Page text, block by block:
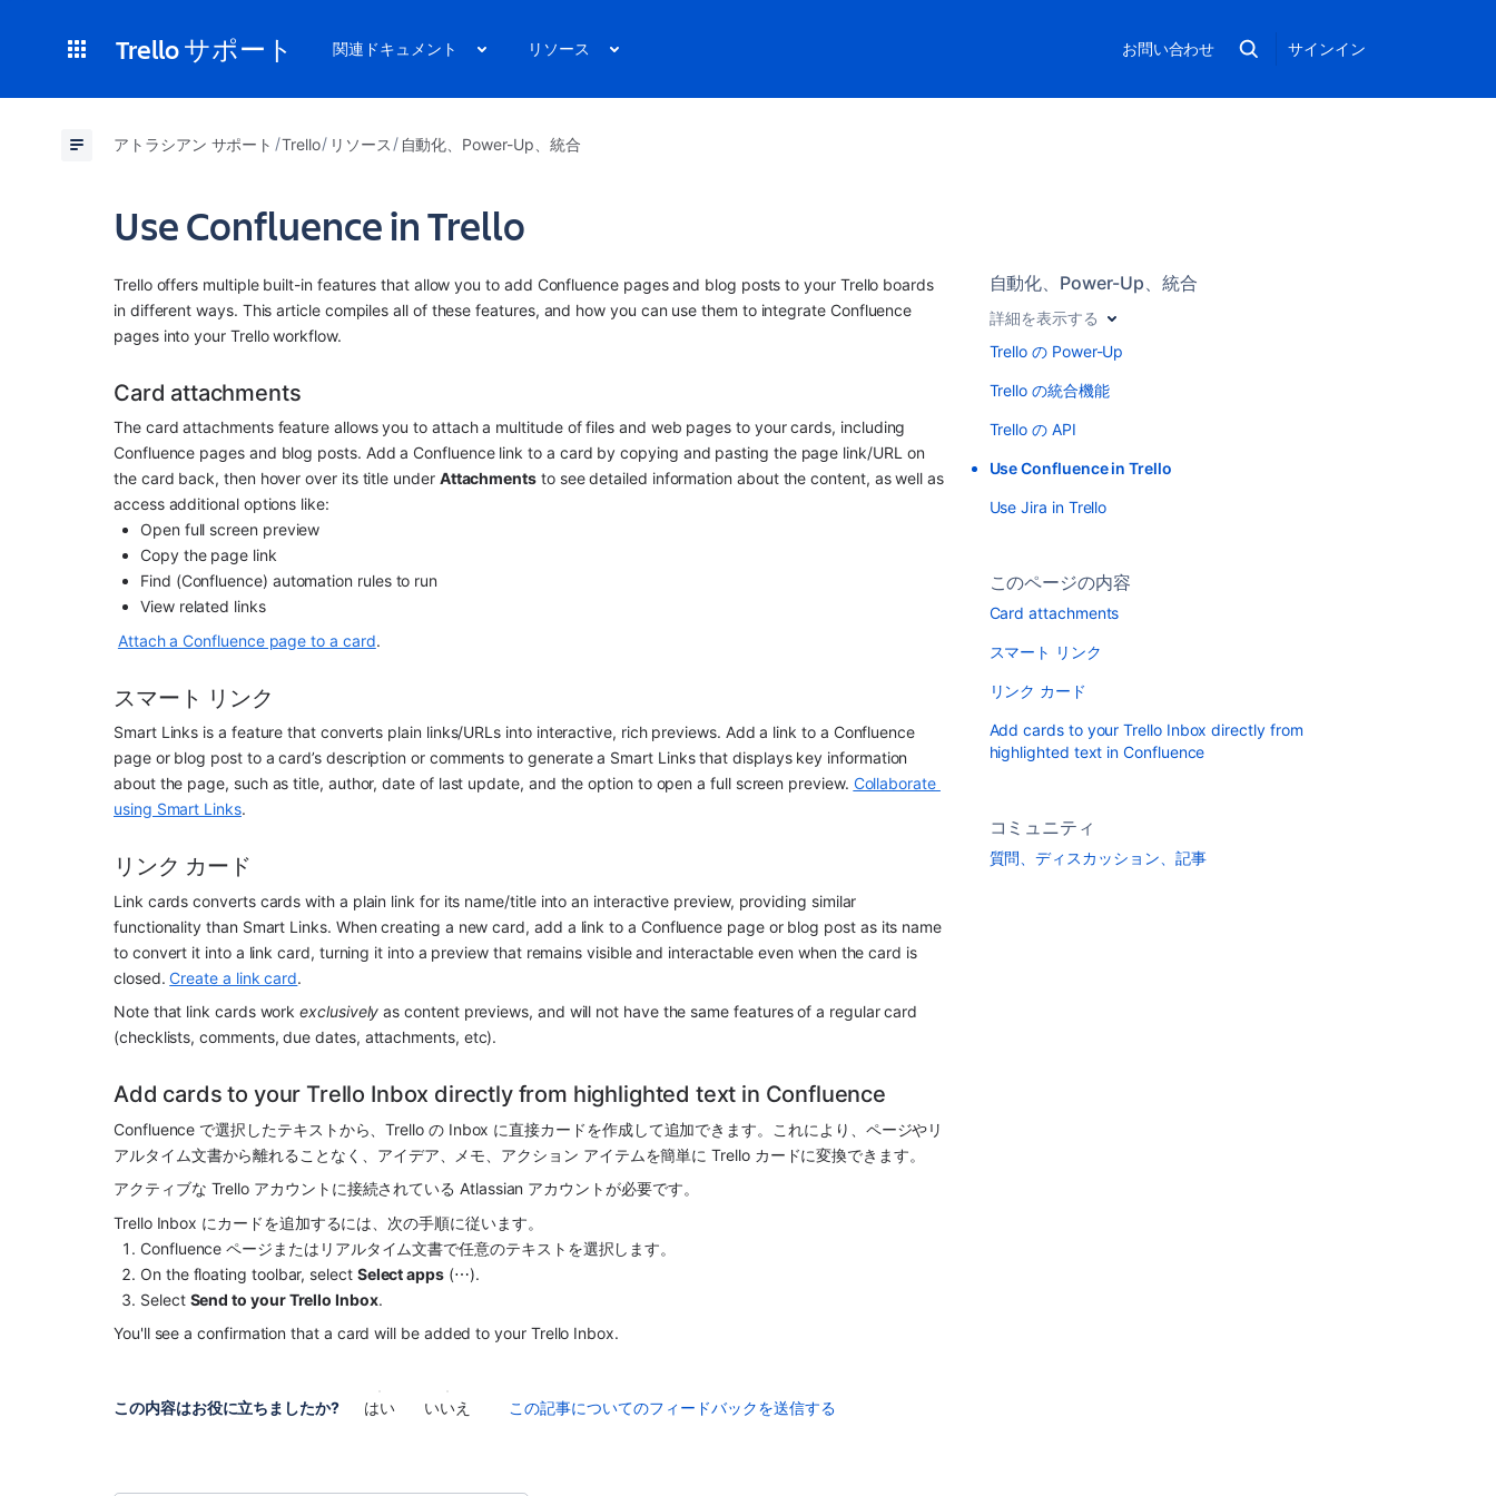
Trello サポート 関連ドキュメント リソース お問い合わせ サインイン
アトラシアン サポート Trello リソース 自動化、Power-Up、統合
Use Confluence in Trello
Trello offers multiple built-in features that allow you to add Confluence pages and blog posts to your Trello boards
in different ways. This article compiles all of these features, and how you can use them to integrate Confluence
pages into your Trello workflow.
Card attachments
The card attachments feature allows you to attach a multitude of files and web pages to your cards, including
Confluence pages and blog posts. Add a Confluence link to a card by copying and pasting the page link/URL on
the card back, then hover over its title under Attachments to see detailed information about the content, as well as
access additional options like:
Open full screen preview
Copy the page link
Find (Confluence) automation rules to run
View related links
Attach a Confluence page to a card.
スマート リンク
Smart Links is a feature that converts plain links/URLs into interactive, rich previews. Add a link to a Confluence
page or blog post to a card’s description or comments to generate a Smart Links that displays key information
about the page, such as title, author, date of last update, and the option to open a full screen preview. Collaborate
using Smart Links.
リンク カード
Link cards converts cards with a plain link for its name/title into an interactive preview, providing similar
functionality than Smart Links. When creating a new card, add a link to a Confluence page or blog post as its name
to convert it into a link card, turning it into a preview that remains visible and interactable even when the card is
closed. Create a link card.
Note that link cards work exclusively as content previews, and will not have the same features of a regular card
(checklists, comments, due dates, attachments, etc).
Add cards to your Trello Inbox directly from highlighted text in Confluence
Confluence で選択したテキストから、Trello の Inbox に直接カードを作成して追加できます。これにより、ページやリ
アルタイム文書から離れることなく、アイデア、メモ、アクション アイテムを簡単に Trello カードに変換できます。
アクティブな Trello アカウントに接続されている Atlassian アカウントが必要です。
Trello Inbox にカードを追加するには、次の手順に従います。
Confluence ページまたはリアルタイム文書で任意のテキストを選択します。
On the floating toolbar, select Select apps (⋯).
Select Send to your Trello Inbox.
You'll see a confirmation that a card will be added to your Trello Inbox.
この内容はお役に立ちましたか? はい いいえ この記事についてのフィードバックを送信する
自動化、Power-Up、統合
詳細を表示する
Trello の Power-Up
Trello の統合機能
Trello の API
Use Confluence in Trello
Use Jira in Trello
このページの内容
Card attachments
スマート リンク
リンク カード
Add cards to your Trello Inbox directly from
highlighted text in Confluence
コミュニティ
質問、ディスカッション、記事